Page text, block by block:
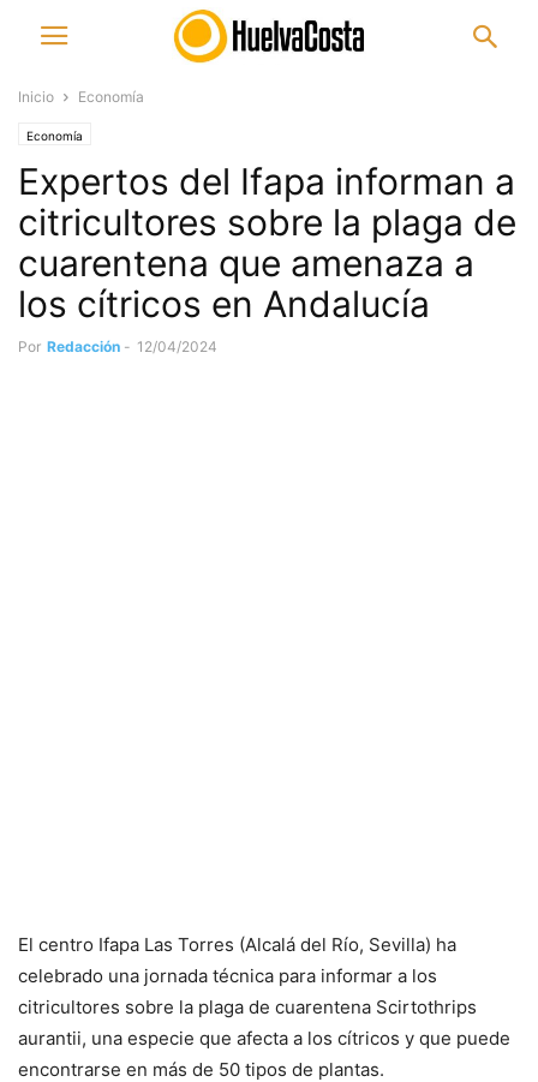
Inicio Economía
Economía
Expertos del Ifapa informan a
citricultores sobre la plaga de
cuarentena que amenaza a
los cítricos en Andalucía
Por Redacción - 12/04/2024
El centro Ifapa Las Torres (Alcalá del Río, Sevilla) ha
celebrado una jornada técnica para informar a los
citricultores sobre la plaga de cuarentena Scirtothrips
aurantii, una especie que afecta a los cítricos y que puede
encontrarse en más de 50 tipos de plantas.